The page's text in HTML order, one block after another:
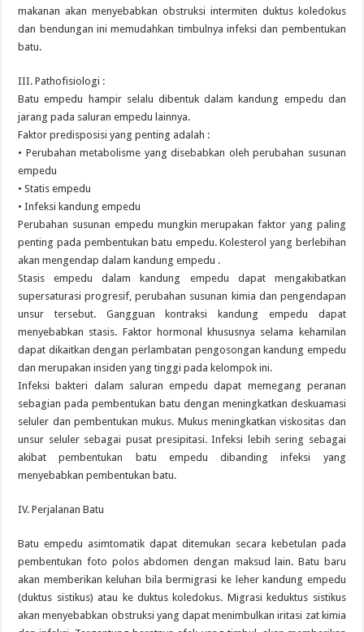
makanan akan menyebabkan obstruksi intermiten duktus koledokus
dan bendungan ini memudahkan timbulnya infeksi dan pembentukan
batu.
III. Pathofisiologi :
Batu empedu hampir selalu dibentuk dalam kandung empedu dan
jarang pada saluran empedu lainnya.
Faktor predisposisi yang penting adalah :
• Perubahan metabolisme yang disebabkan oleh perubahan susunan
empedu
• Statis empedu
• Infeksi kandung empedu
Perubahan susunan empedu mungkin merupakan faktor yang paling
penting pada pembentukan batu empedu. Kolesterol yang berlebihan
akan mengendap dalam kandung empedu .
Stasis empedu dalam kandung empedu dapat mengakibatkan
supersaturasi progresif, perubahan susunan kimia dan pengendapan
unsur tersebut. Gangguan kontraksi kandung empedu dapat
menyebabkan stasis. Faktor hormonal khususnya selama kehamilan
dapat dikaitkan dengan perlambatan pengosongan kandung empedu
dan merupakan insiden yang tinggi pada kelompok ini.
Infeksi bakteri dalam saluran empedu dapat memegang peranan
sebagian pada pembentukan batu dengan meningkatkan deskuamasi
seluler dan pembentukan mukus. Mukus meningkatkan viskositas dan
unsur seluler sebagai pusat presipitasi. Infeksi lebih sering sebagai
akibat pembentukan batu empedu dibanding infeksi yang
menyebabkan pembentukan batu.
IV. Perjalanan Batu
Batu empedu asimtomatik dapat ditemukan secara kebetulan pada
pembentukan foto polos abdomen dengan maksud lain. Batu baru
akan memberikan keluhan bila bermigrasi ke leher kandung empedu
(duktus sistikus) atau ke duktus koledokus. Migrasi keduktus sistikus
akan menyebabkan obstruksi yang dapat menimbulkan iritasi zat kimia